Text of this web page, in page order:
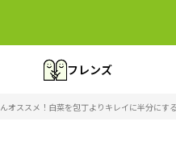
フレンズ
オススメ！白菜を包丁よりキレイに半分にす